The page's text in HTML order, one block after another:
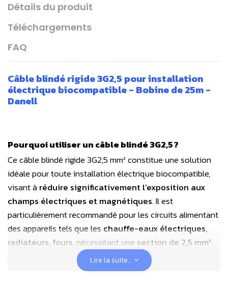
Détails du produit
Téléchargements
FAQ
Câble blindé rigide 3G2,5 pour installation
électrique biocompatible - Bobine de 25m -
Danell
Pourquoi utiliser un câble blindé 3G2,5 ?
Ce câble blindé rigide 3G2,5 mm² constitue une solution
idéale pour toute installation électrique biocompatible,
visant àréduire significativement l’exposition aux
champs électriques et magnétiques.Il est
particulièrement recommandé pour les circuits alimentant
des appareils tels que les chauffe-eaux électriques,
radiateurs, fours, nécessitant une section de 2,5 mm².
garantit une électricité biotique
respectueuse du vivant !
Lire la suite...